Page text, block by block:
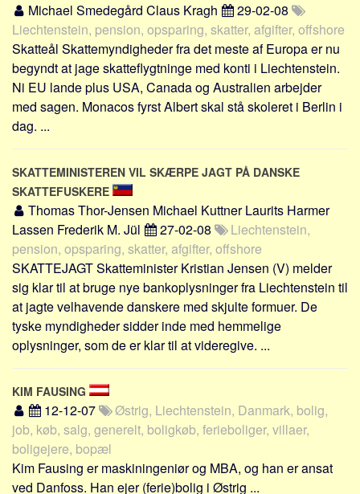
Michael Smedegård Claus Kragh
29-02-08
Liechtenstein, pension, opsparing, skatter, afgifter, offshore
Skatteål Skattemyndigheder fra det meste af Europa er nu
begyndt at jage skatteflygtninge med konti i Liechtenstein.
Ni EU lande plus USA, Canada og Australien arbejder
med sagen. Monacos fyrst Albert skal stå skoleret i Berlin i
dag. ...
SKATTEMINISTEREN VIL SKÆRPE JAGT PÅ DANSKE
SKATTEFUSKERE
Thomas Thor-Jensen Michael Kuttner Laurits Harmer
Lassen Frederik M. Jül
27-02-08
Liechtenstein,
pension, opsparing, skatter, afgifter, offshore
SKATTEJAGT Skatteminister Kristian Jensen (V) melder
sig klar til at bruge nye bankoplysninger fra Liechtenstein til
at jagte velhavende danskere med skjulte formuer. De
tyske myndigheder sidder inde med hemmelige
oplysninger, som de er klar til at videregive. ...
KIM FAUSING
12-12-07
Østrig, Liechtenstein, Danmark, bolig,
job, køb, salg, generelt, boligkøb, ferieboliger, villaer,
boligejere, bopæl
Kim Fausing er maskiningeniør og MBA, og han er ansat
ved Danfoss. Han ejer (ferie)bolig i Østrig ...